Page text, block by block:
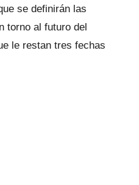
se definirán las
torno al futuro del
le restan tres fechas